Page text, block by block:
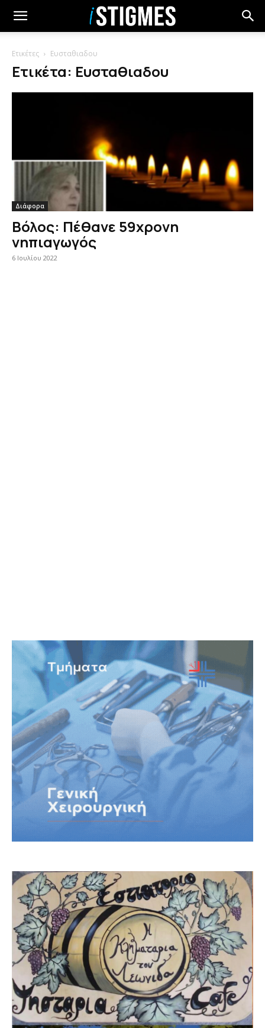
Ετικέτες Ευσταθιαδου
Ετικέτα: Ευσταθιαδου
Διάφορα
Βόλος: Πέθανε 59χρονη
νηπιαγωγός
6 Ιουλίου 2022